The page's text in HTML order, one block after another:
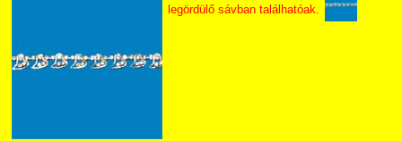
legördülő sávban találhatóak.